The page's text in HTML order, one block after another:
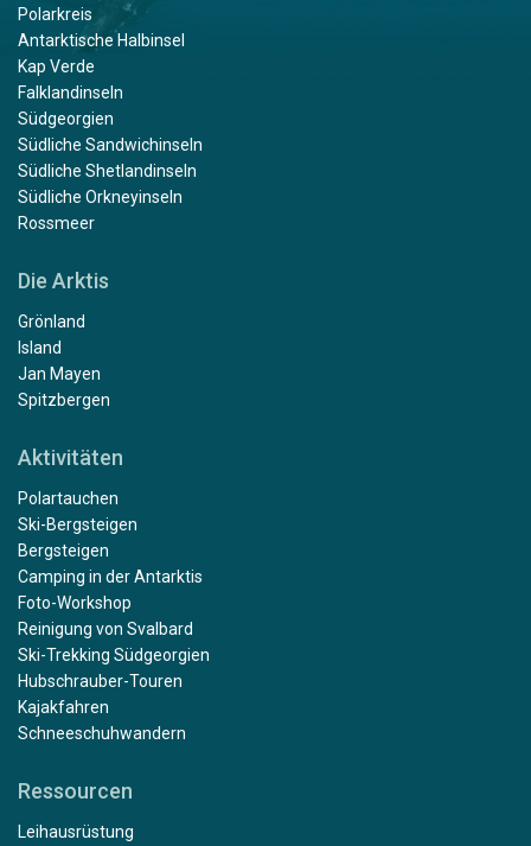
Polarkreis
Antarktische Halbinsel
Kap Verde
Falklandinseln
Südgeorgien
Südliche Sandwichinseln
Südliche Shetlandinseln
Südliche Orkneyinseln
Rossmeer
Die Arktis
Grönland
Island
Jan Mayen
Spitzbergen
Aktivitäten
Polartauchen
Ski-Bergsteigen
Bergsteigen
Camping in der Antarktis
Foto-Workshop
Reinigung von Svalbard
Ski-Trekking Südgeorgien
Hubschrauber-Touren
Kajakfahren
Schneeschuhwandern
Ressourcen
Leihausrüstung